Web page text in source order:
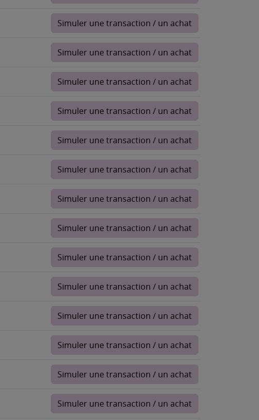
Simuler une transaction / un achat
Simuler une transaction / un achat
Simuler une transaction / un achat
Simuler une transaction / un achat
Simuler une transaction / un achat
Simuler une transaction / un achat
Simuler une transaction / un achat
Simuler une transaction / un achat
Simuler une transaction / un achat
Simuler une transaction / un achat
Simuler une transaction / un achat
Simuler une transaction / un achat
Simuler une transaction / un achat
Simuler une transaction / un achat